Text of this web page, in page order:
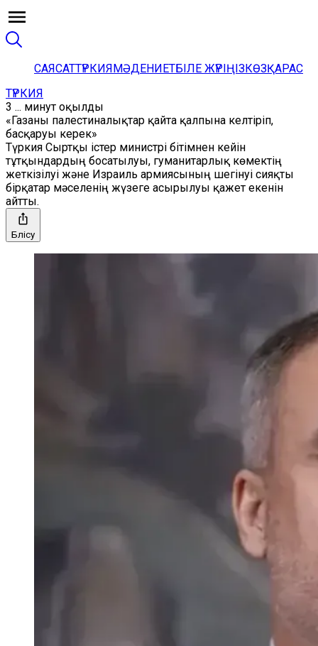
САЯСАТТҮРКИЯМӘДЕНИЕТБІЛЕ ЖҮРІҢІЗКӨЗҚАРАС
ТҮРКИЯ
3 ... минут оқылды
«Газаны палестиналықтар қайта қалпына келтіріп,
басқаруы керек»
Түркия Сыртқы істер министрі бітімнен кейін
тұтқындардың босатылуы, гуманитарлық көмектің
жеткізілуі және Израиль армиясының шегінуі сияқты
бірқатар мәселенің жүзеге асырылуы қажет екенін
айтты.
Бөлісу